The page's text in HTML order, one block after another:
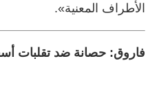
الأطراف المعنية».
فاروق: حصانة ضد تقلبات